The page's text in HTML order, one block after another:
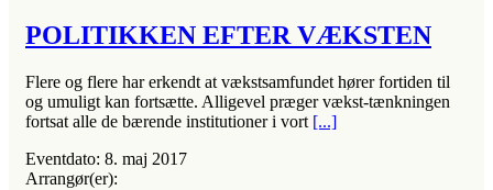
POLITIKKEN EFTER VÆKSTEN
Flere og flere har erkendt at vækstsamfundet hører fortiden til
og umuligt kan fortsætte. Alligevel præger vækst-tænkningen
fortsat alle de bærende institutioner i vort [...]
Eventdato: 8. maj 2017
Arrangør(er):